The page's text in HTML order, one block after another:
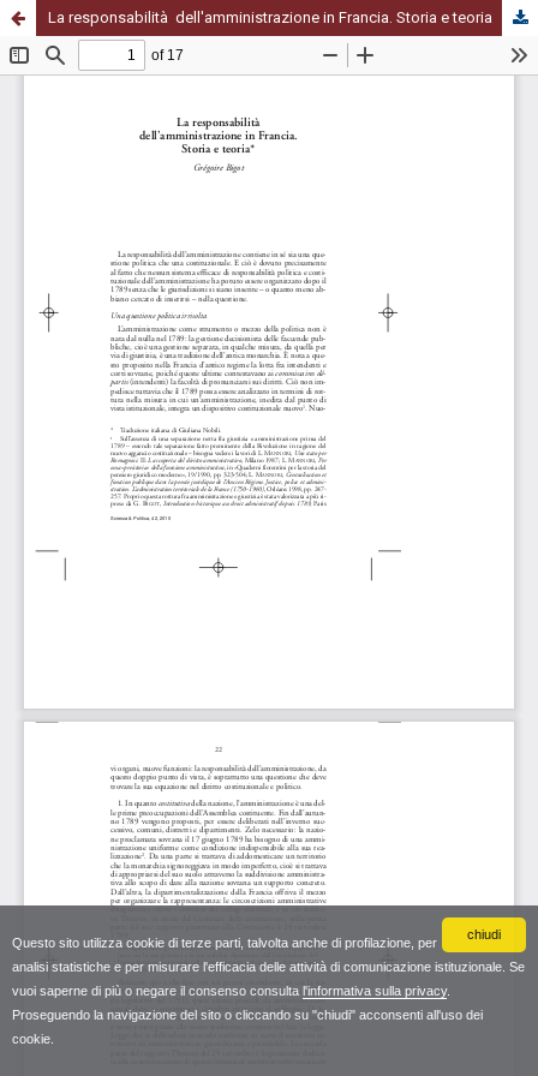
chiudi
Questo sito utilizza cookie di terze parti, talvolta anche di profilazione, per
analisi statistiche e per misurare l'efficacia delle attività di comunicazione istituzionale. Se
vuoi saperne di più o negare il consenso consulta l'informativa sulla privacy.
Proseguendo la navigazione del sito o cliccando su "chiudi" acconsenti all'uso dei
cookie.
La responsabilità dell'amministrazione in Francia. Storia e teoria